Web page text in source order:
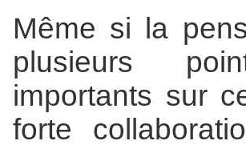
Même si la
plusieurs
importants sur
forte